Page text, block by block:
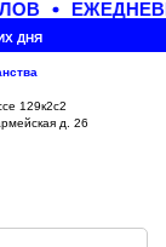
ДНЯ
129к2с2
д. 26